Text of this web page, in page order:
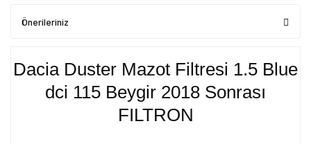
Önerileriniz
Dacia Duster Mazot Filtresi 1.5 Blue
dci 115 Beygir 2018 Sonrası
FILTRON